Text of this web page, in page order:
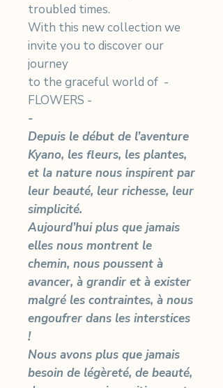
troubled times.
With this new collection we
invite you to discover our
journey
to the graceful world of -
FLOWERS -
-
Depuis le début de l’aventure
Kyano, les fleurs, les plantes,
et la nature nous inspirent par
leur beauté, leur richesse, leur
simplicité.
Aujourd’hui plus que jamais
elles nous montrent le
chemin, nous poussent à
avancer, à grandir et à exister
malgré les contraintes, à nous
engoufrer dans les interstices
!
Nous avons plus que jamais
besoin de légèreté, de beauté,